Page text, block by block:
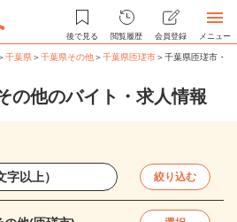
後で見る 閲覧履歴 会員登録 メニュー
千葉県＞千葉県その他＞千葉県匝瑳市＞千葉県匝瑳市・
の他のバイト・求人情報
絞り込む